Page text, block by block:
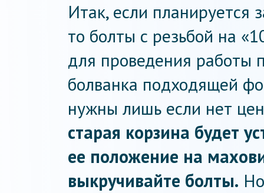
Итак, если планируется
то болты с резьбой на
для проведения работы
болванка подходящей
нужны лишь если нет
старая корзина будет
ее положение на
выкручивайте болты.